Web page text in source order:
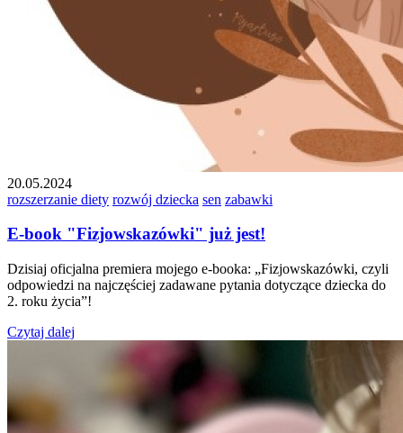
20.05.2024
rozszerzanie diety rozwój dziecka sen zabawki
E-book "Fizjowskazówki" już jest!
Dzisiaj oficjalna premiera mojego e-booka: „Fizjowskazówki, czyli
odpowiedzi na najczęściej zadawane pytania dotyczące dziecka do
2. roku życia”!
Czytaj dalej